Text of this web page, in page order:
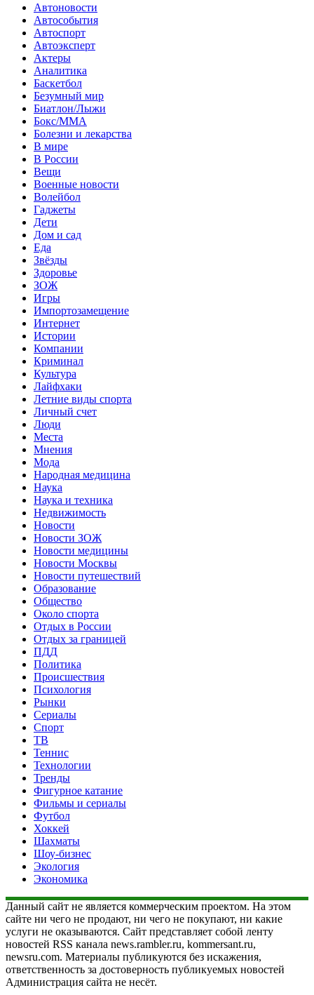
Автоновости
Автособытия
Автоспорт
Автоэксперт
Актеры
Аналитика
Баскетбол
Безумный мир
Биатлон/Лыжи
Бокс/MMA
Болезни и лекарства
В мире
В России
Вещи
Военные новости
Волейбол
Гаджеты
Дети
Дом и сад
Еда
Звёзды
Здоровье
ЗОЖ
Игры
Импортозамещение
Интернет
Истории
Компании
Криминал
Культура
Лайфхаки
Летние виды спорта
Личный счет
Люди
Места
Мнения
Мода
Народная медицина
Наука
Наука и техника
Недвижимость
Новости
Новости ЗОЖ
Новости медицины
Новости Москвы
Новости путешествий
Образование
Общество
Около спорта
Отдых в России
Отдых за границей
ПДД
Политика
Происшествия
Психология
Рынки
Сериалы
Спорт
ТВ
Теннис
Технологии
Тренды
Фигурное катание
Фильмы и сериалы
Футбол
Хоккей
Шахматы
Шоу-бизнес
Экология
Экономика
Данный сайт не является коммерческим проектом. На этом
сайте ни чего не продают, ни чего не покупают, ни какие
услуги не оказываются. Сайт представляет собой ленту
новостей RSS канала news.rambler.ru, kommersant.ru,
newsru.com. Материалы публикуются без искажения,
ответственность за достоверность публикуемых новостей
Администрация сайта не несёт.